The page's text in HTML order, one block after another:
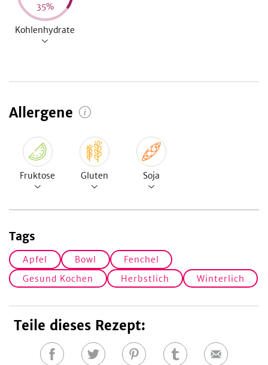
35%
Kohlenhydrate
Allergene
Fruktose Gluten Soja
Tags
Apfel Bowl
Fenchel
Gesund Kochen
Herbstlich Winterlich
Teile dieses Rezept:
Auf
Auf
Auf
Auf
E-